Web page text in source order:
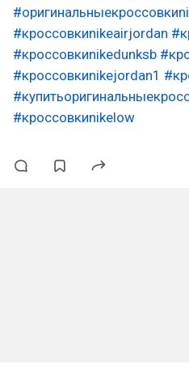
#кроссовкиnikeairjordan
#кроссовкиnikedunksb
#кроссовкиnikejordan1
#кроссовкиnikelow